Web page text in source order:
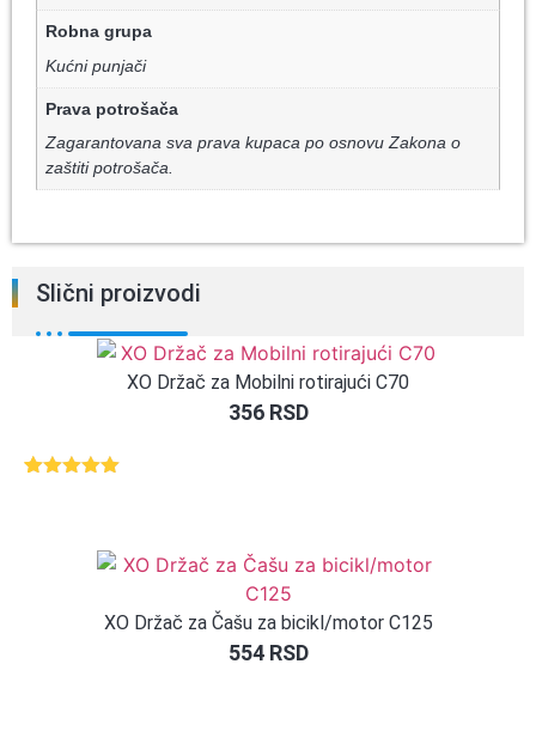
Robna grupa
Kućni punjači
Prava potrošača
Zagarantovana sva prava kupaca po osnovu Zakona o
zaštiti potrošača.
Slični proizvodi
XO Držač za Mobilni rotirajući C70
356 RSD
XO Držač za Čašu za bicikl/motor C125
554 RSD